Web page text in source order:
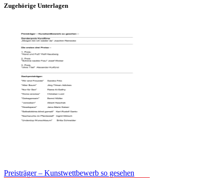
Zugehörige Unterlagen
Preisträger – Kunstwettbewerb so gesehen